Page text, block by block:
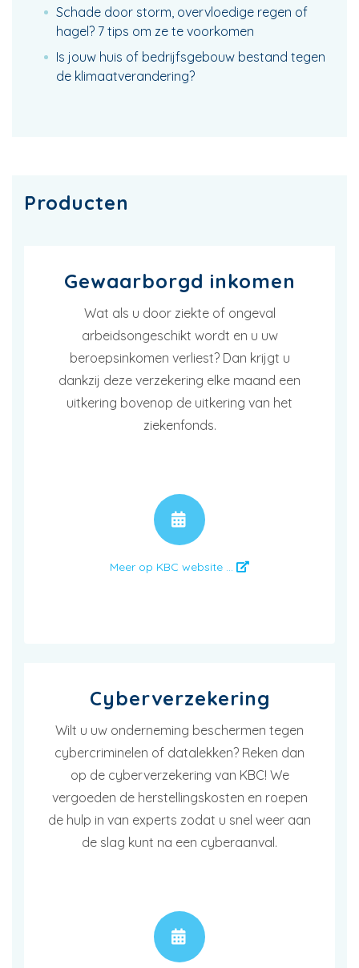
Schade door storm, overvloedige regen of
hagel? 7 tips om ze te voorkomen
Is jouw huis of bedrijfsgebouw bestand tegen
de klimaatverandering?
Producten
Gewaarborgd inkomen
Wat als u door ziekte of ongeval
arbeidsongeschikt wordt en u uw
beroepsinkomen verliest? Dan krijgt u
dankzij deze verzekering elke maand een
uitkering bovenop de uitkering van het
ziekenfonds.
Meer op KBC website ...
Cyberverzekering
Wilt u uw onderneming beschermen tegen
cybercriminelen of datalekken? Reken dan
op de cyberverzekering van KBC! We
vergoeden de herstellingskosten en roepen
de hulp in van experts zodat u snel weer aan
de slag kunt na een cyberaanval.